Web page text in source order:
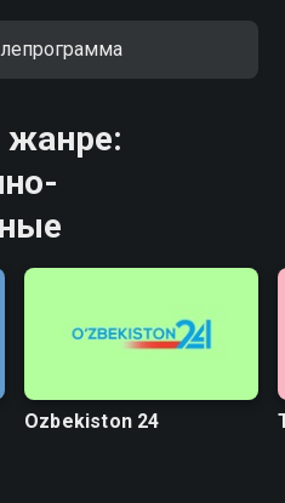
Ozbekiston 24